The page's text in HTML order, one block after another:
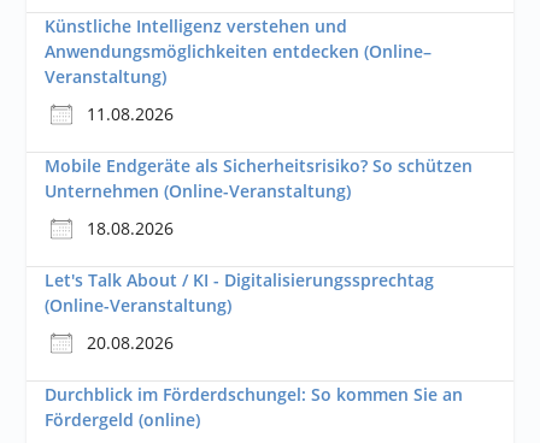
Künstliche Intelligenz verstehen und
Anwendungsmöglichkeiten entdecken (Online–
Veranstaltung)
11.08.2026
Mobile Endgeräte als Sicherheitsrisiko? So schützen
Unternehmen (Online-Veranstaltung)
18.08.2026
Let's Talk About / KI - Digitalisierungssprechtag
(Online-Veranstaltung)
20.08.2026
Durchblick im Förderdschungel: So kommen Sie an
Fördergeld (online)